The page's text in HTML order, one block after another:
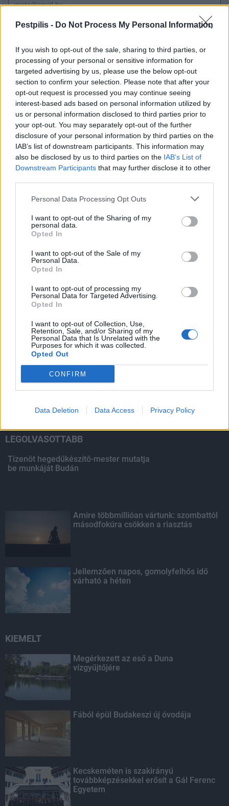
Pestpilis - Do Not Process My Personal Information
If you wish to opt-out of the sale, sharing to third parties, or
processing of your personal or sensitive information for
targeted advertising by us, please use the below opt-out
section to confirm your selection. Please note that after your
opt-out request is processed you may continue seeing
interest-based ads based on personal information utilized by
us or personal information disclosed to third parties prior to
your opt-out. You may separately opt-out of the further
disclosure of your personal information by third parties on the
IAB’s list of downstream participants. This information may
also be disclosed by us to third parties on the IAB’s List of
Downstream Participants that may further disclose it to other
Personal Data Processing Opt Outs
I want to opt-out of the Sharing of my
personal data.
Opted In
I want to opt-out of the Sale of my
Personal Data.
Opted In
I want to opt-out of processing my
Personal Data for Targeted Advertising.
Opted In
I want to opt-out of Collection, Use,
Retention, Sale, and/or Sharing of my
Personal Data that Is Unrelated with the
Purposes for which it was collected.
Opted Out
CONFIRM
Data Deletion Data Access Privacy Policy
Feliratkozom a hírlevélre és elfogadom azadatvédelmi
FELIRATKOZÁS
LEGFRISSEBB
Országos
Megérkezett az eső a Duna vízgyűjtőjére
Helyi
Amire többmillióan vártunk: szombattól
másodfokúra csökken a riasztás
Fából épül Budakeszi új óvodája
HIRDETÉS
HIRDETÉS
LEGOLVASOTTABB
Tizenöt hegedűkészítő-mester mutatja
be munkáját Budán
Amire többmillióan vártunk: szombattól
másodfokúra csökken a riasztás
Jellemzően napos, gomolyfelhős idő
várható a héten
KIEMELT
Megérkezett az eső a Duna
vízgyűjtőjére
Fából épül Budakeszi új óvodája
Kecskeméten is szakirányú
továbbképzésekkel erősít a Gál Ferenc
Egyetem